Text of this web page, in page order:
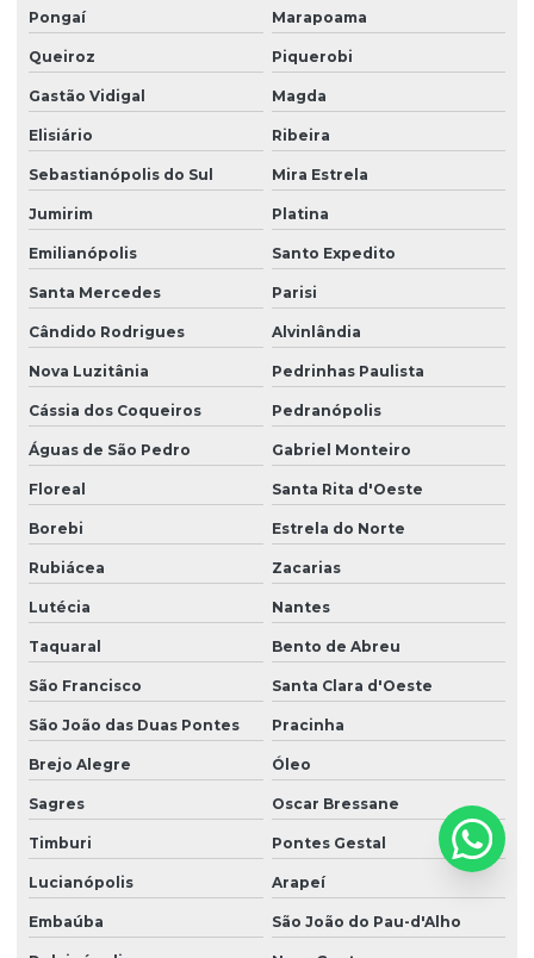
Pongaí Marapoama
Queiroz Piquerobi
Gastão Vidigal Magda
Elisiário Ribeira
Sebastianópolis do Sul Mira Estrela
Jumirim Platina
Emilianópolis Santo Expedito
Santa Mercedes Parisi
Cândido Rodrigues Alvinlândia
Nova Luzitânia Pedrinhas Paulista
Cássia dos Coqueiros Pedranópolis
Águas de São Pedro Gabriel Monteiro
Floreal Santa Rita d'Oeste
Borebi Estrela do Norte
Rubiácea Zacarias
Lutécia Nantes
Taquaral Bento de Abreu
São Francisco Santa Clara d'Oeste
São João das Duas Pontes Pracinha
Brejo Alegre Óleo
Sagres Oscar Bressane
Timburi Pontes Gestal
Lucianópolis Arapeí
Embaúba São João do Pau-d'Alho